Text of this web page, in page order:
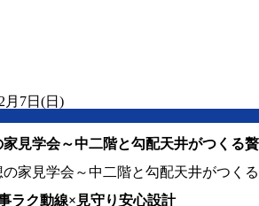
月7日(日)
家見学会～中二階と勾配天井がつくる贅
ラク動線×見守り安心設計